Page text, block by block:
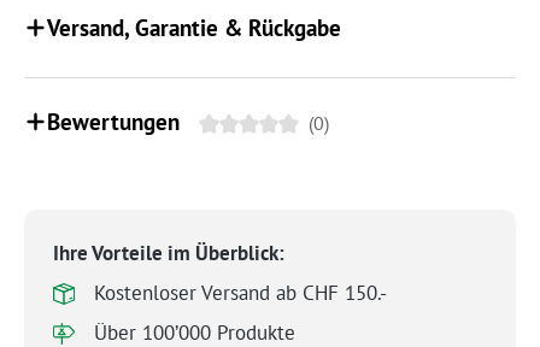
Versand, Garantie & Rückgabe
Bewertungen (0)
Ihre Vorteile im Überblick:
Kostenloser Versand ab CHF 150.-
Über 100’000 Produkte